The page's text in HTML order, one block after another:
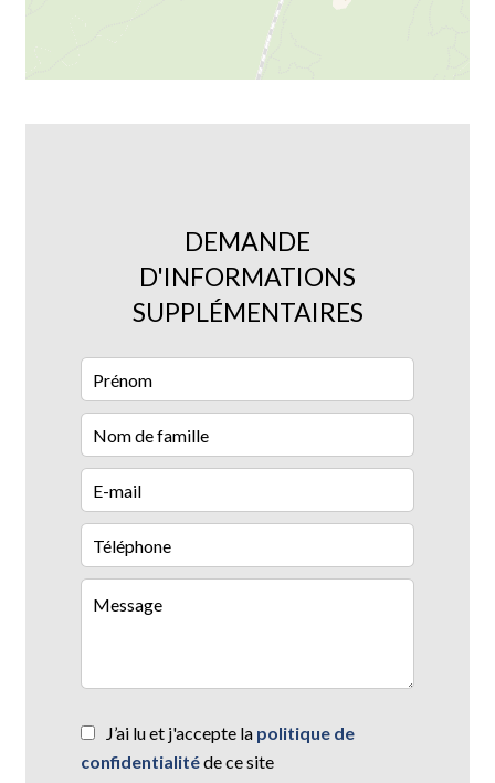
DEMANDE
D'INFORMATIONS
SUPPLÉMENTAIRES
J’ai lu et j'accepte la politique de
confidentialitéde ce site